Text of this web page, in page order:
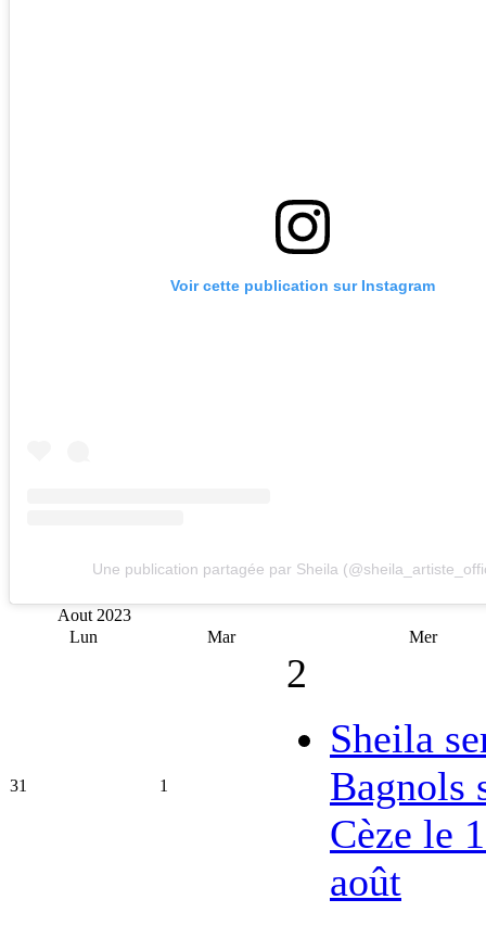
Voir cette publication sur Instagram
Une publication partagée par Sheila
Aout 2023
Lun
Mar Mer
31 1
2
Sheila
Bagnols
Cèze le
août